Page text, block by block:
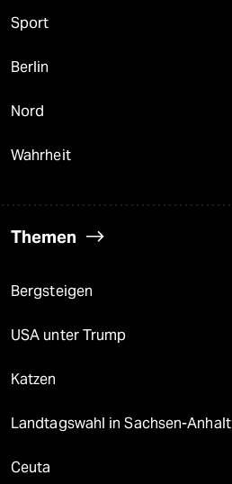
Sport
Berlin
Nord
Wahrheit
Themen
Bergsteigen
USA unter Trump
Katzen
Landtagswahl in Sachsen-Anhalt
Ceuta